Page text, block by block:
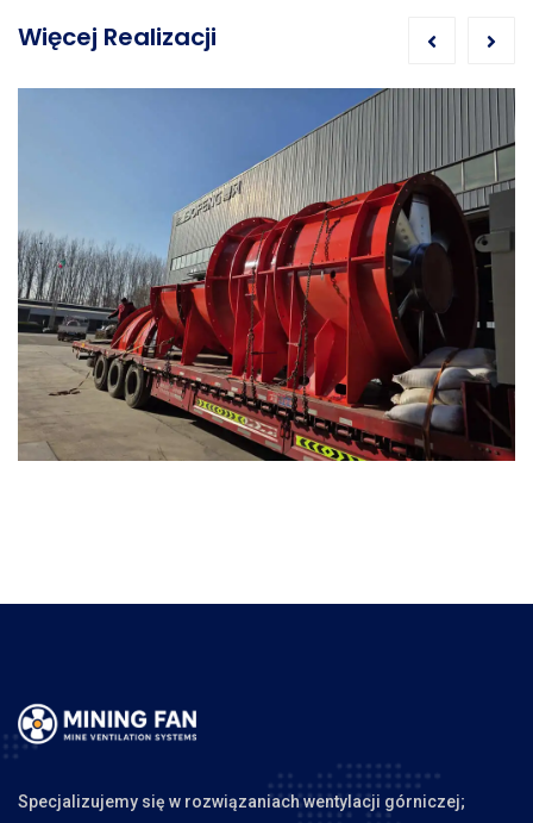
Więcej Realizacji
Wideo Wysylki Wentylatora Kopalnianego FKCDZ | Pakowanie I Zaladunek
Specjalizujemy się w rozwiązaniach wentylacji górniczej;